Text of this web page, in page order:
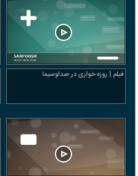
فیلم | روزه خواری در صداوسیما